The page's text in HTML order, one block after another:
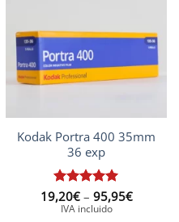
Kodak Portra 400 35mm
36 exp
Puntuat
amb5de
19,20€ – 95,95€Interval
IVA incluido